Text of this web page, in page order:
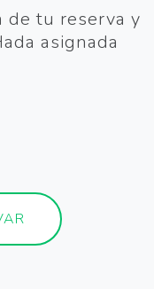
de tu reserva y
asignada